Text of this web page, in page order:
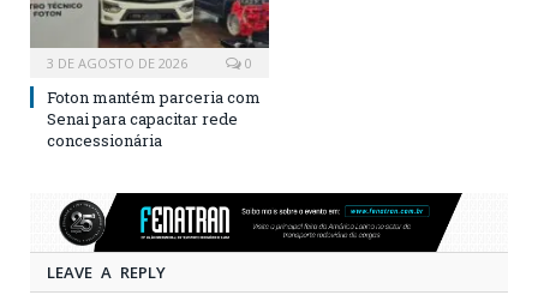
3 DE AGOSTO DE 2026 0
Foton mantém parceria com
Senai para capacitar rede
concessionária
LEAVE A REPLY